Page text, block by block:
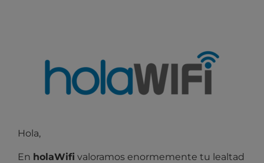
Hola,
En holaWifi valoramos enormemente tu lealtad